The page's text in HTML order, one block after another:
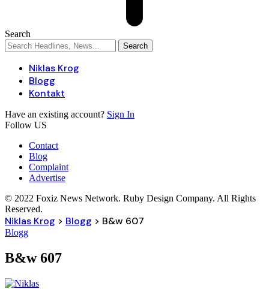
Search
Niklas Krog
Blogg
Kontakt
Have an existing account? Sign In
Follow US
Contact
Blog
Complaint
Advertise
© 2022 Foxiz News Network. Ruby Design Company. All Rights
Reserved.
Niklas Krog > Blogg > B&w 607
Blogg
B&w 607